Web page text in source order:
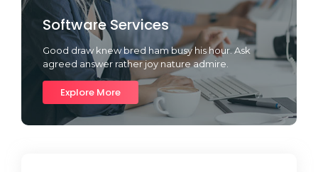
Software Services
Good draw knew bred ham busy his hour. Ask
agreed answer rather joy nature admire.
Explore More